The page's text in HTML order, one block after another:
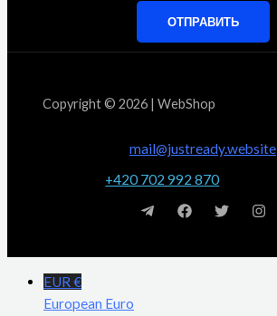
ОТПРАВИТЬ
Copyright © 2026 | WebShop
mail@justready.website
+420 702 992 870
EUR €
European Euro